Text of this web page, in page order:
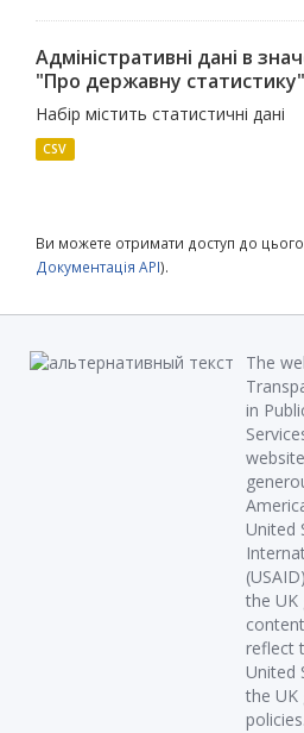
Адміністративні дані в
"Про державну
Набір містить статистичні дані
CSV
Ви можете отримати доступ до
Документація API).
The
in
United
the UK
reflect
United
the UK
policies.